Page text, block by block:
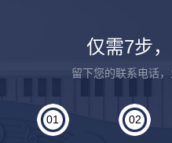
仅需7步
留下您的联系电话
01 02